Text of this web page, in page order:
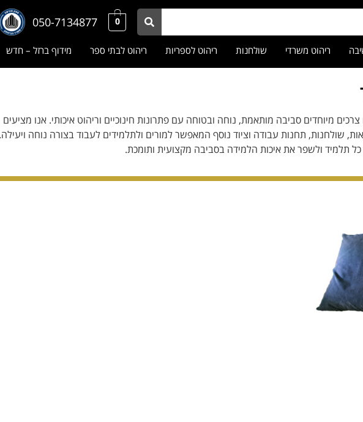
0
050-7134877
ריהוט משרדי שולחנות ריהוט לספריות ריהוט לבתי ספר מידוף ברזל – חדש
מיוחדים סביבה מותאמת, נוחה ובטוחה עם פתרונות חינוכיים וריהוט איכותי. אנו
שולחנות, תחנות עבודה וציוד נוסף המאפשר למורים ולתלמידים לעבוד בצורה נוחה
כל תלמיד ולשפר את איכות הלמידה בסביבה מקצועית ותומכת.